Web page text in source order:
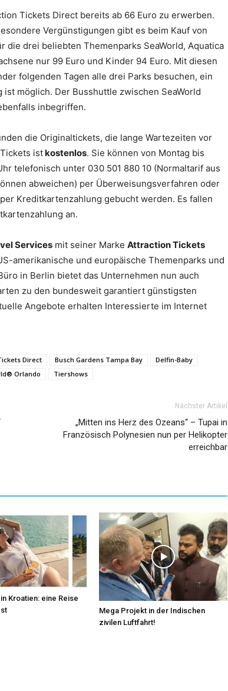
Tickets Direct bereits ab 66 Euro zu erwerben.
Vergünstigungen gibt es beim Kauf von
die drei beliebten Themenparks SeaWorld, Aquatica
nur 99 Euro und Kinder 94 Euro. Mit diesen
folgenden Tagen alle drei Parks besuchen, ein
möglich. Der Busshuttle zwischen SeaWorld
inbegriffen.
die Originaltickets, die lange Wartezeiten vor
istkostenlos. Sie können von Montag bis
telefonisch unter 030 501 880 10 (Normaltarif aus
abweichen) per Überweisungsverfahren oder
per Kreditkartenzahlung gebucht werden. Es fallen
an.
Services mit seiner Marke Attraction Tickets
amerikanische und europäische Themenparks und
in Berlin bietet das Unternehmen nun auch
zu den bundesweit garantiert günstigsten
Angebote erhalten Interessierte im Internet
Direct Busch Gardens Tampa Bay
Delfin-Baby
Orlando Tiershows
Nächster Artikel
„Mitten ins Herz des Ozeans“ – Tupai in
Französisch Polynesien nun per Helikopter
erreichbar
Kroatien: eine Reise
Mega Projekt in der Indischen
zivilen Luftfahrt!